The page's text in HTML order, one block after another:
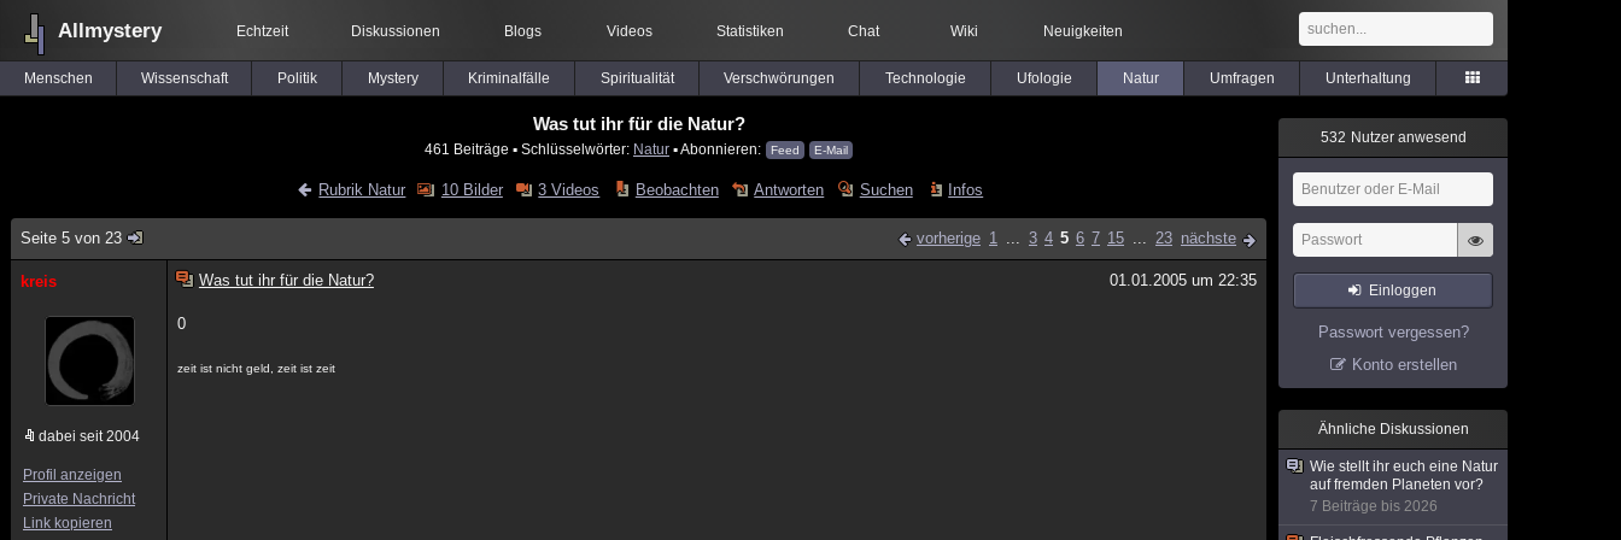
Allmystery Echtzeit Diskussionen Blogs Videos Statistiken Chat Wiki Neuigkeiten
Menschen Wissenschaft Politik Mystery Kriminalfälle Spiritualität Verschwörungen Technologie Ufologie Natur Umfragen Unterhaltung
Was tut ihr für die Natur?
461 Beiträge ▪ Schlüsselwörter: Natur ▪ Abonnieren: Feed E-Mail
Rubrik Natur 10 Bilder 3 Videos Beobachten Antworten Suchen Infos
Seite 5 von 23 vorherige 1 ... 3 4 5 6 7 15 ... 23 nächste
kreis
dabei seit 2004
Profil anzeigen
Private Nachricht
Link kopieren
Was tut ihr für die Natur? 01.01.2005 um 22:35
0
zeit ist nicht geld, zeit ist zeit
532 Nutzer anwesend
Einloggen
Passwort vergessen?
Konto erstellen
Ähnliche Diskussionen
Wie stellt ihr euch eine Natur
auf fremden Planeten vor?
7 Beiträge bis 2026